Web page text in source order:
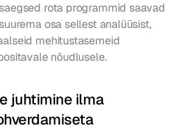
rota programmid saavad
osa sellest analüüsist,
mehitustasemeid
nõudlusele.
juhtimine ilma